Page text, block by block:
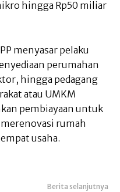
hingga Rp50 miliar
menyasar pelaku
perumahan
hingga pedagang
atau UMKM
pembiayaan untuk
rumah
usaha.
Berita selanjutnya